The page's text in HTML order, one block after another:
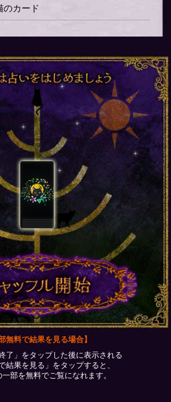
のカード
無料で結果を見る場合】
了」をタップした後に表示される
結果を見る」をタップすると、
部を無料でご覧になれます。